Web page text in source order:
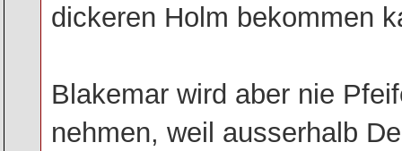
dickeren Holm bekommen
Blakemar wird aber nie
nehmen, weil ausserhalb